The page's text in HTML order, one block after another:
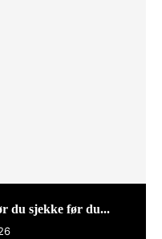
du sjekke før du...